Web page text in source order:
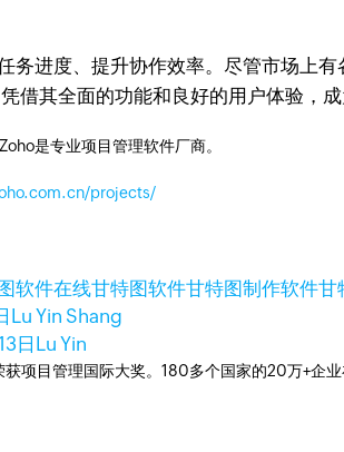
务进度、提升协作效率。尽管市场上
其全面的功能和良好的用户体验，成
是专业项目管理软件厂商。
projects/
软件在线甘特图软件甘特图制作软件甘
Lu Yin Shang
日 Lu Yin
项目管理国际大奖。180多个国家的20万+企